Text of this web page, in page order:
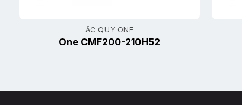
ẮC QUY ONE
One CMF200-210H52